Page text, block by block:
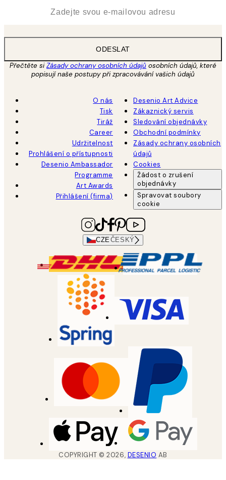
ODESLAT
Přečtěte siZásady ochrany osobních údajů osobních údajů, které
popisují naše postupy při zpracovávání vašich údajů
O nás
Tisk
Tiráž
Career
Udržitelnost
Prohlášení o přístupnosti
Desenio Ambassador
Programme
Art Awards
Přihlášení (firma)
Desenio Art Advice
Zákaznický servis
Sledování objednávky
Obchodní podmínky
Zásady ochrany osobních
údajů
Cookies
Žádost o zrušení
objednávky
Spravovat soubory
cookie
CZEČESKÝ
COPYRIGHT ©2026, DESENIO AB